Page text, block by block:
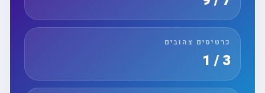
כרטיסים צהובים
3 / 1